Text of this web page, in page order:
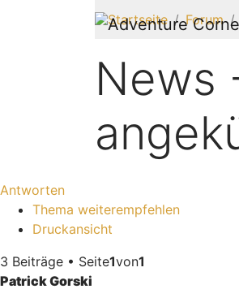
Startseite Forum
News
Antworten
Thema weiterempfehlen
Druckansicht
3 Beiträge • Seite1von1
Patrick Gorski